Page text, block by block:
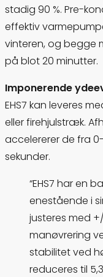
stadig 90 %. Pre-
effektiv
vinteren, og begge
på blot 20 minutter.
Imponerende
EHS7 kan leveres
eller firehjulstræk.
accelererer de fra
sekunder.
“EHS7 har en
enestående i
justeres med
manøvrering
stabilitet ved
reduceres til